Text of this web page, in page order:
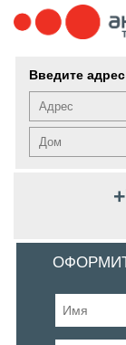
Введите